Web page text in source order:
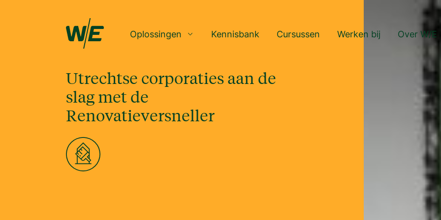
Oplossingen Kennisbank Cursussen Werken bij Over W/E
Utrechtse corporaties aan de
slag met de
Renovatieversneller